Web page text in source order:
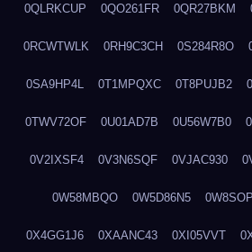
0QLRKCUP 0QO261FR 0QR27BKM
0RCWTWLK 0RH9C3CH 0S284R8O
0SA9HP4L 0T1MPQXC 0T8PUJB2
0TWV72OF 0U01AD7B 0U56W7B0
0V2IXSF4 0V3N6SQF 0VJAC930
0W58MBQO 0W5D86N5
0X4GG1J6 0XAANC43 0XI05VVT